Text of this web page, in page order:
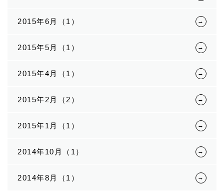
2015年6月（1）
2015年5月（1）
2015年4月（1）
2015年2月（2）
2015年1月（1）
2014年10月（1）
2014年8月（1）